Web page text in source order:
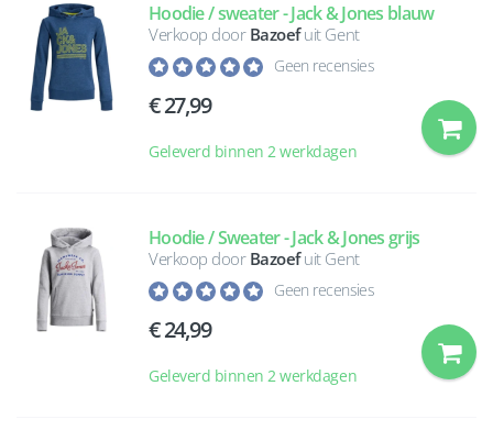
Hoodie / sweater - Jack & Jones blauw
Verkoop door Bazoefuit Gent
Geen recensies
27,99
Geleverd binnen 2 werkdagen
Hoodie / Sweater - Jack & Jones grijs
Verkoop door Bazoefuit Gent
Geen recensies
24,99
Geleverd binnen 2 werkdagen